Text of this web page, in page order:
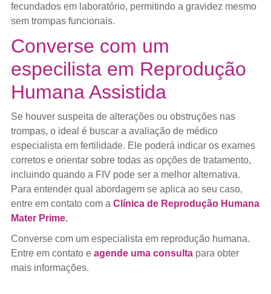
fecundados em laboratório, permitindo a gravidez mesmo
sem trompas funcionais.
Converse com um
especilista em Reprodução
Humana Assistida
Se houver suspeita de alterações ou obstruções nas
trompas, o ideal é buscar a avaliação de médico
especialista em fertilidade. Ele poderá indicar os exames
corretos e orientar sobre todas as opções de tratamento,
incluindo quando a FIV pode ser a melhor alternativa.
Para entender qual abordagem se aplica ao seu caso,
entre em contato com a Clínica de Reprodução Humana
Mater Prime.
Converse com um especialista em reprodução humana.
Entre em contato e agende uma consultapara obter
mais informações.